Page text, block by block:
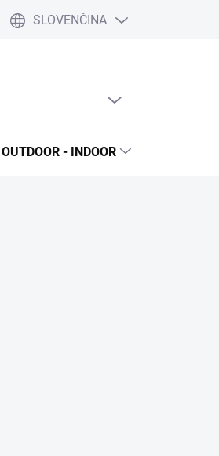
Ochrana osobných údajov
SLOVENČINA
OUTDOOR - INDOOR